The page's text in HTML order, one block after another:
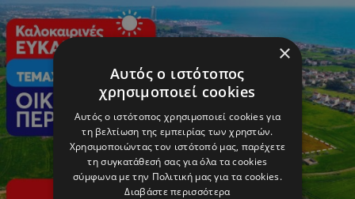
×
Αυτός ο ιστότοπος
χρησιμοποιεί cookies
Αυτός ο ιστότοπος χρησιμοποιεί cookies για
τη βελτίωση της εμπειρίας των χρηστών.
Χρησιμοποιώντας τον ιστότοπό μας, παρέχετε
τη συγκατάθεσή σας για όλα τα cookies
σύμφωνα με την Πολιτική μας για τα cookies.
Διαβάστε περισσότερα